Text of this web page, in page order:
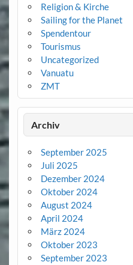
Religion & Kirche
Sailing for the Planet
Spendentour
Tourismus
Uncategorized
Vanuatu
ZMT
Archiv
September 2025
Juli 2025
Dezember 2024
Oktober 2024
August 2024
April 2024
März 2024
Oktober 2023
September 2023